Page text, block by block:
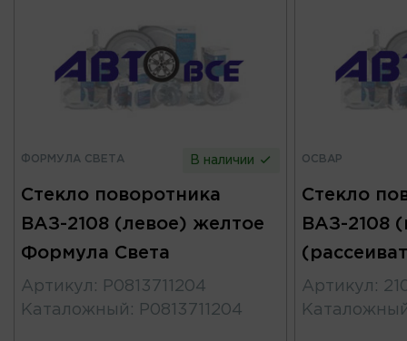
ФОРМУЛА СВЕТА В наличии
Стекло поворотника
ВАЗ-2108 (левое) желтое
Формула Света
Артикул :
Р0813711204
Каталожный : Р0813711204
ОСВАР
Стекло
ВАЗ-2108
Артикул :